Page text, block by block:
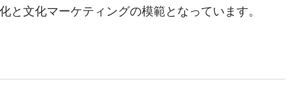
文化マーケティングの模範となっています。